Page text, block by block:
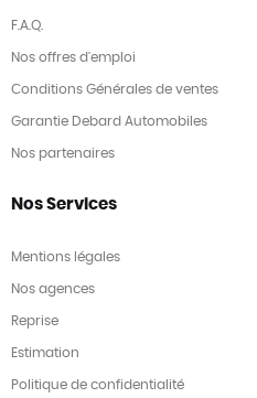
F.A.Q.
Nos offres d'emploi
Conditions Générales de ventes
Garantie Debard Automobiles
Nos partenaires
Nos Services
Mentions légales
Nos agences
Reprise
Estimation
Politique de confidentialité